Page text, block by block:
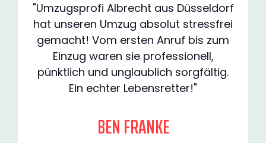
"Umzugsprofi Albrecht aus Düsseldorf
hat unseren Umzug absolut stressfrei
gemacht! Vom ersten Anruf bis zum
Einzug waren sie professionell,
pünktlich und unglaublich sorgfältig.
Ein echter Lebensretter!"
BEN FRANKE